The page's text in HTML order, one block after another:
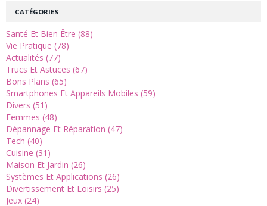
CATÉGORIES
Santé Et Bien Être (88)
Vie Pratique (78)
Actualités (77)
Trucs Et Astuces (67)
Bons Plans (65)
Smartphones Et Appareils Mobiles (59)
Divers (51)
Femmes (48)
Dépannage Et Réparation (47)
Tech (40)
Cuisine (31)
Maison Et Jardin (26)
Systèmes Et Applications (26)
Divertissement Et Loisirs (25)
Jeux (24)